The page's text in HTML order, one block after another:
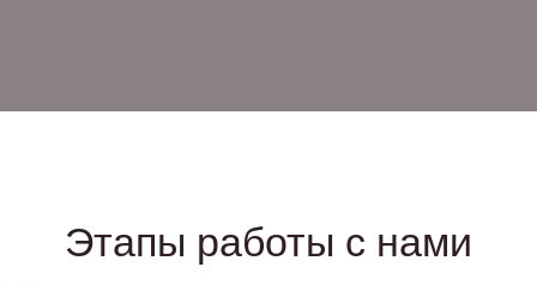
Этапы работы с нами